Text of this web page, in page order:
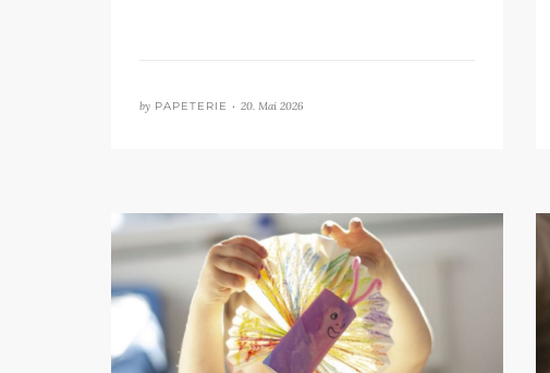
by PAPETERIE • 20. Mai 2026